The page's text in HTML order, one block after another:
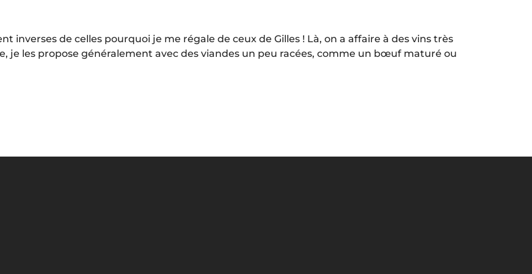
inverses de celles pourquoi je me régale de ceux de Gilles ! Là, on a affaire à des vins très
je les propose généralement avec des viandes un peu racées, comme un bœuf maturé ou